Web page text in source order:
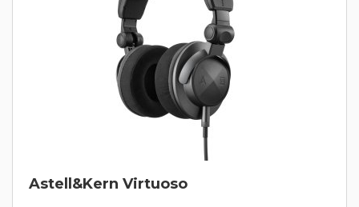
Astell&Kern Virtuoso